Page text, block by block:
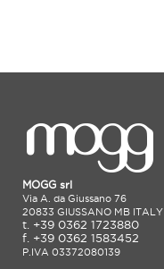
MOGG srl
Via A. da Giussano 76
20833 GIUSSANO MB ITALY
t. +39 0362 1723880
f. +39 0362 1583452
P.IVA 03372080139